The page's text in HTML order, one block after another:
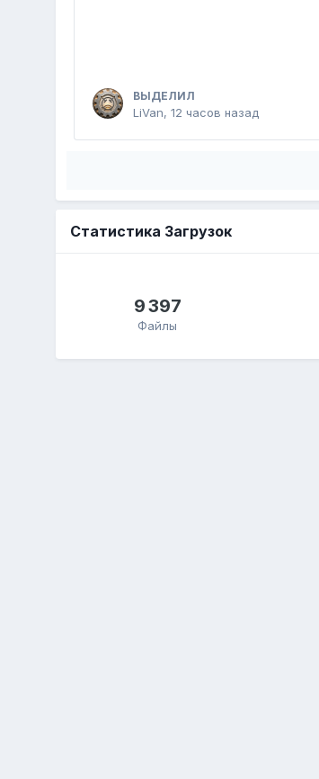
ВЫДЕЛИЛ
LiVan,12 часов назад
Статистика Загрузок
9 397
Файлы